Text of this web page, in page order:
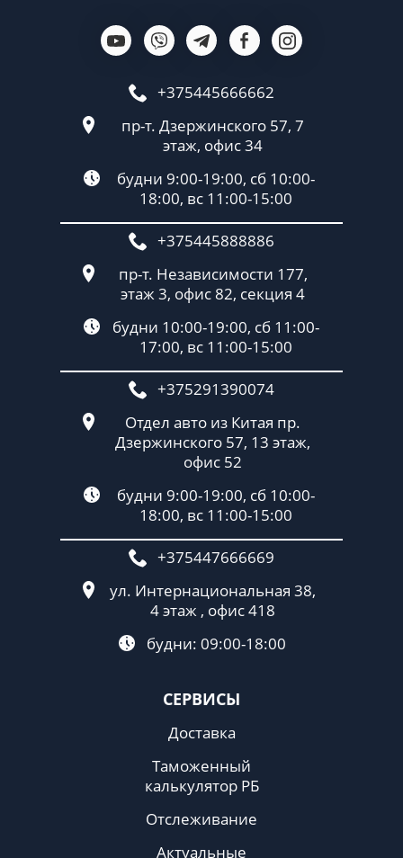
СЕРВИСЫ
Доставка
Таможенный
калькулятор РБ
Отслеживание
Актуальные
+375445666662
пр-т. Дзержинского 57, 7
этаж, офис 34
будни 9:00-19:00, сб 10:00-
18:00, вс 11:00-15:00
+375445888886
пр-т. Независимости 177,
этаж 3, офис 82, секция 4
будни 10:00-19:00, сб 11:00-
17:00, вс 11:00-15:00
+375291390074
Отдел авто из Китая пр.
Дзержинского 57, 13 этаж,
офис 52
будни 9:00-19:00, сб 10:00-
18:00, вс 11:00-15:00
+375447666669
ул. Интернациональная 38,
4 этаж , офис 418
будни: 09:00-18:00